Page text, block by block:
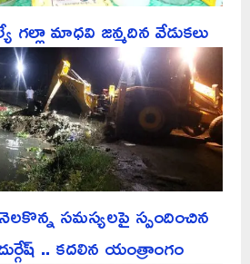
గల్లా మాధవి జన్మదిన వేడుకలు
సమస్యలపై స్పందించిన
.. కదలిన యంత్రాంగం